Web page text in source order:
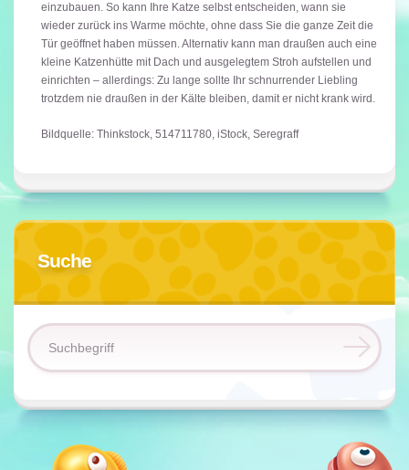
einzubauen. So kann Ihre Katze selbst entscheiden, wann sie
wieder zurück ins Warme möchte, ohne dass Sie die ganze Zeit die
Tür geöffnet haben müssen. Alternativ kann man draußen auch eine
kleine Katzenhütte mit Dach und ausgelegtem Stroh aufstellen und
einrichten – allerdings: Zu lange sollte Ihr schnurrender Liebling
trotzdem nie draußen in der Kälte bleiben, damit er nicht krank wird.
Bildquelle: Thinkstock, 514711780, iStock, Seregraff
Suche